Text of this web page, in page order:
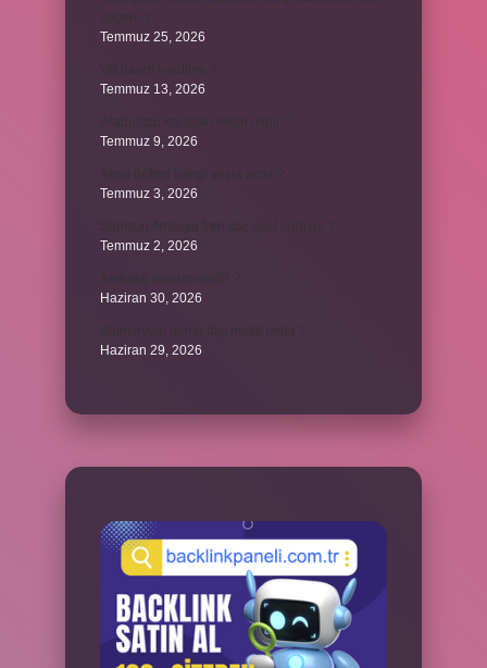
Temmuz 25, 2026
Temmuz 13, 2026
Temmuz 9, 2026
Temmuz 3, 2026
Temmuz 2, 2026
Haziran 30, 2026
Haziran 29, 2026